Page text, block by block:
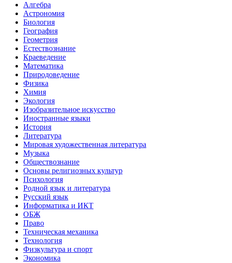
Алгебра
Астрономия
Биология
География
Геометрия
Естествознание
Краеведение
Математика
Природоведение
Физика
Химия
Экология
Изобразительное искусство
Иностранные языки
История
Литература
Мировая художественная литература
Музыка
Обществознание
Основы религиозных культур
Психология
Родной язык и литература
Русский язык
Информатика и ИКТ
ОБЖ
Право
Техническая механика
Технология
Физкультура и спорт
Экономика